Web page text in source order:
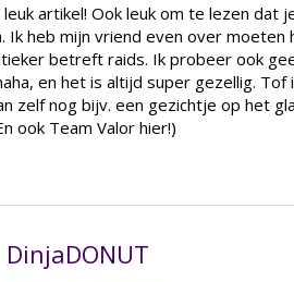
artikel! Ook leuk om te lezen dat
Ik heb mijn vriend even over moeten
betreft raids. Ik probeer ook
en het is altijd super gezellig. Tof
zelf nog bijv. een gezichtje op het
ook Team Valor hier!)
DinjaDONUT